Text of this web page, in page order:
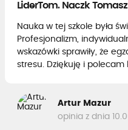
LiderTom. Naczk Tomasz
Nauka w tej szkole była
Profesjonalizm,
wskazówki sprawiły, że
stresu. Dziękuję i polecam
Artur Mazur
opinia z dnia